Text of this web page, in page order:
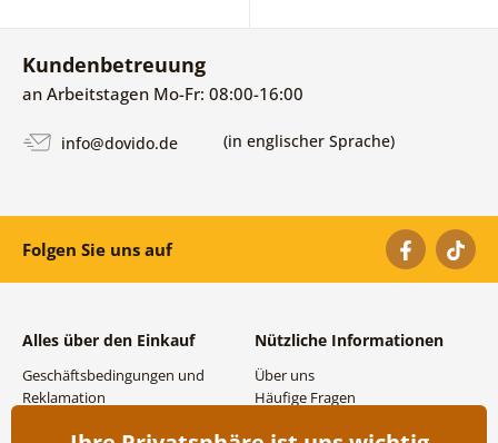
Kundenbetreuung
an Arbeitstagen Mo-Fr: 08:00-16:00
info@dovido.de (in englischer Sprache)
Folgen Sie uns auf
Alles über den Einkauf
Geschäftsbedingungen und
Reklamation
Nützliche Informationen
Über uns
Häufige Fragen